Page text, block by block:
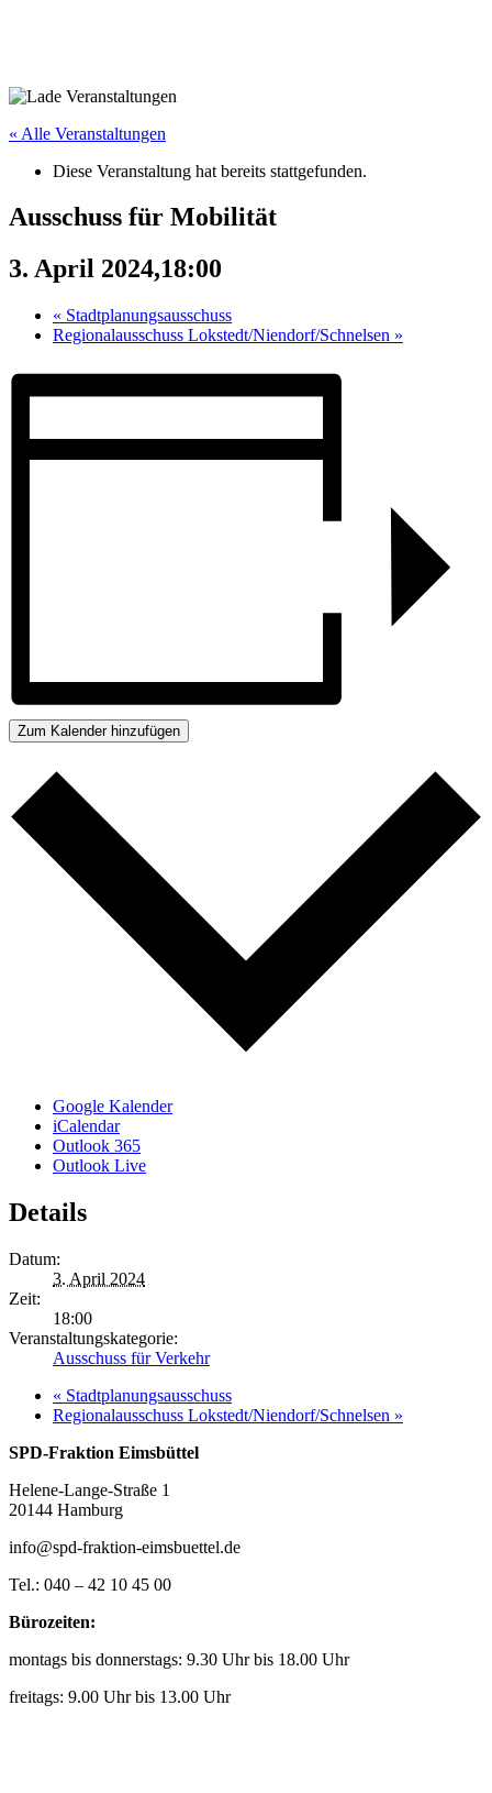
« Alle Veranstaltungen
Diese Veranstaltung hat bereits stattgefunden.
Ausschuss für Mobilität
3. April 2024,18:00
« Stadtplanungsausschuss
Regionalausschuss Lokstedt/Niendorf/Schnelsen »
Zum Kalender hinzufügen
Google Kalender
iCalendar
Outlook 365
Outlook Live
Details
Datum:
3. April 2024
Zeit:
18:00
Veranstaltungskategorie:
Ausschuss für Verkehr
« Stadtplanungsausschuss
Regionalausschuss Lokstedt/Niendorf/Schnelsen »
SPD-Fraktion Eimsbüttel
Helene-Lange-Straße 1
20144 Hamburg
info@spd-fraktion-eimsbuettel.de
Tel.: 040 – 42 10 45 00
Bürozeiten:
montags bis donnerstags: 9.30 Uhr bis 18.00 Uhr
freitags: 9.00 Uhr bis 13.00 Uhr